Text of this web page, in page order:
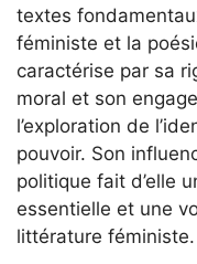
textes
féministe et la
caractérise par sa
moral et son
l’exploration de
pouvoir. Son
politique fait d’elle
essentielle et une
littérature féministe.